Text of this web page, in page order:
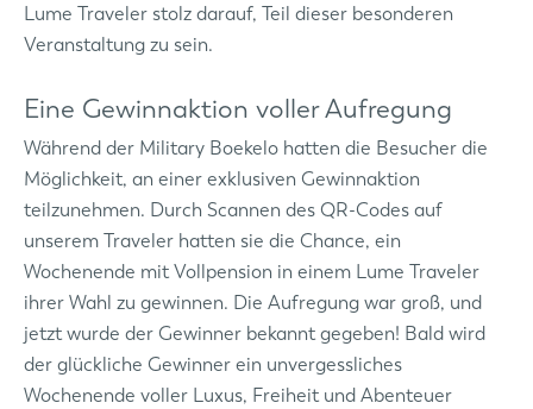
Lume Traveler stolz darauf, Teil dieser besonderen
Veranstaltung zu sein.
Eine Gewinnaktion voller Aufregung
Während der Military Boekelo hatten die Besucher die
Möglichkeit, an einer exklusiven Gewinnaktion
teilzunehmen. Durch Scannen des QR-Codes auf
unserem Traveler hatten sie die Chance, ein
Wochenende mit Vollpension in einem Lume Traveler
ihrer Wahl zu gewinnen. Die Aufregung war groß, und
jetzt wurde der Gewinner bekannt gegeben! Bald wird
der glückliche Gewinner ein unvergessliches
Wochenende voller Luxus, Freiheit und Abenteuer